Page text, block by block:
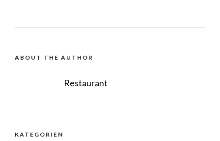
ABOUT THE AUTHOR
Restaurant
KATEGORIEN